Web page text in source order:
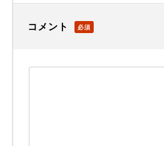
コメント 必須